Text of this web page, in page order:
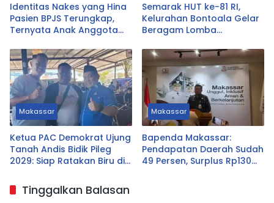
Identitas Nakes yang Hina
Pasien BPJS Terungkap,
Ternyata Anak Anggota
Semarak HUT ke-81 RI,
Kelurahan Bontoala Gelar
Beragam Lomba
Seluruh Warga
Makassar
Ketua PAC Demokrat Ujung
Tanah Andis Bidik Pileg
2029: Siap Ratakan Biru di
Makassar
Bapenda Makassar:
Pendapatan Daerah Sudah
49 Persen, Surplus Rp130
Tinggalkan Balasan